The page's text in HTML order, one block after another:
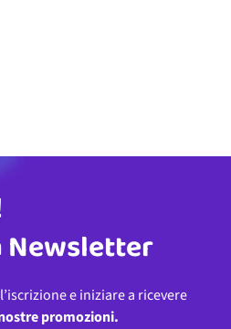
e iniziare a ricevere
promozioni.